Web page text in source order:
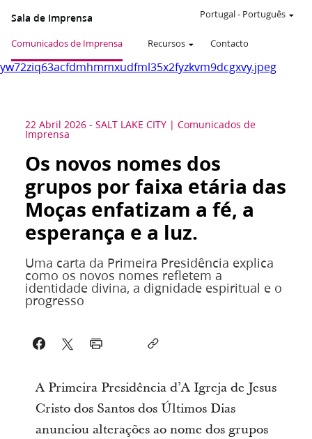
Sala de Imprensa
Comunicados de Imprensa Recursos Contacto
Portugal- Português
yw72ziq63acfdmhmmxudfml35x2fyzkvm9dcgxvy.jpeg
22 Abril 2026 - SALT LAKE CITY Comunicados de
Imprensa
Os novos nomes dos
grupos por faixa etária das
Moças enfatizam a fé, a
esperança e a luz.
Uma carta da Primeira Presidência explica
como os novos nomes refletem a
identidade divina, a dignidade espiritual e o
progresso
A Primeira Presidência d’A Igreja de Jesus
Cristo dos Santos dos Últimos Dias
anunciou alterações ao nome dos grupos